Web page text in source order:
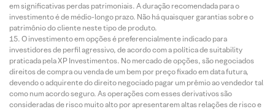
em significativas perdas patrimoniais. A duração recomendada para o
investimento é de médio-longo prazo. Não há quaisquer garantias sobre o
patrimônio do cliente neste tipo de produto.
O investimento em opções é preferencialmente indicado para
investidores de perfil agressivo, de acordo com a política de suitability
praticada pela XP Investimentos. No mercado de opções, são negociados
direitos de compra ou venda de um bem por preço fixado em data futura,
devendo o adquirente do direito negociado pagar um prêmio ao vendedor tal
como num acordo seguro. As operações com esses derivativos são
consideradas de risco muito alto por apresentarem altas relações de risco e